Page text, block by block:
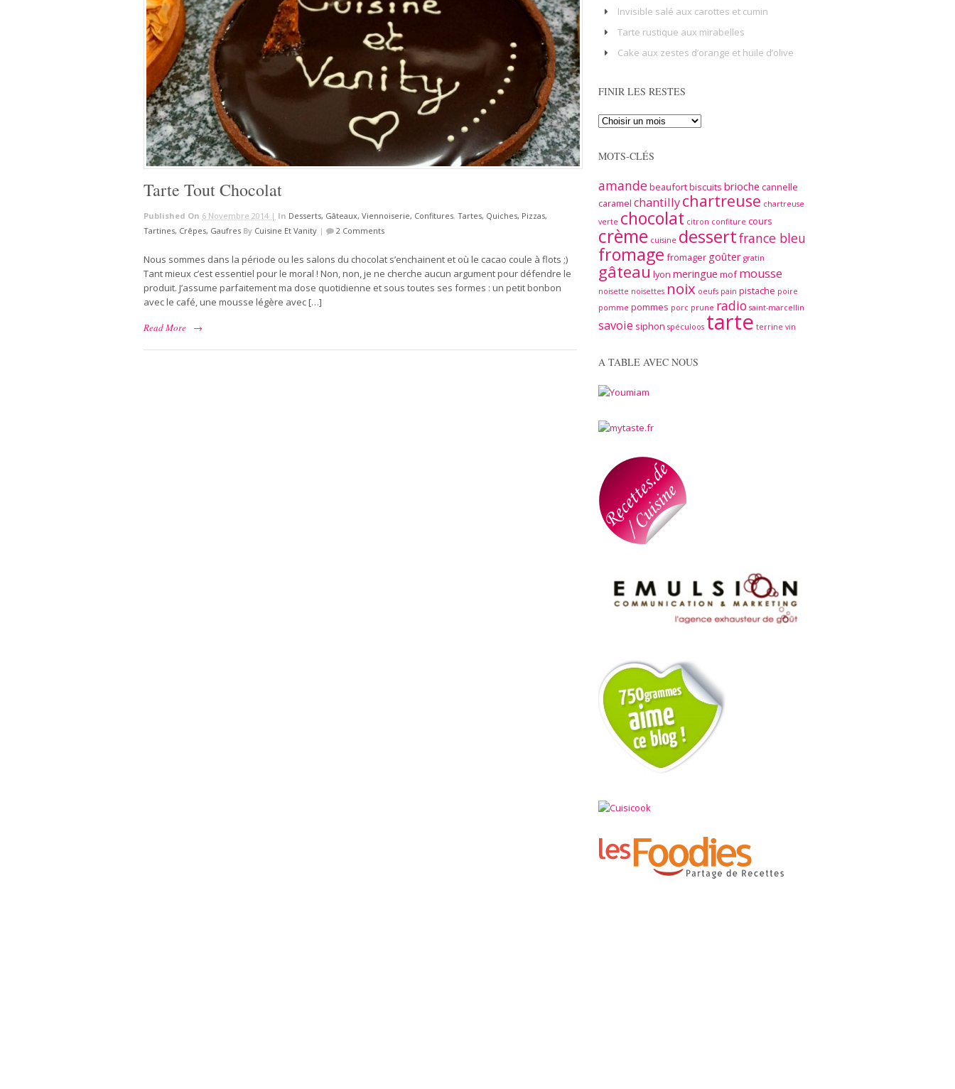
Tarte Tout Chocolat
Published On 6 Novembre 2014 | In Desserts, Gâteaux, Viennoiserie, Confitures, Tartes, Quiches, Pizzas,
Tartines, Crêpes, Gaufres By Cuisine Et Vanity | 2 Comments
Nous sommes dans la période ou les salons du chocolat s’enchainent et où le cacao coule à flots ;)
Tant mieux c’est essentiel pour le moral ! Non, non, je ne cherche aucun argument pour défendre le
produit. J’assume parfaitement ma dose quotidienne et sous toutes ses formes : un petit bonbon
avec le café, une mousse légère avec […]
Read More
→
Invisible salé aux carottes et cumin
Tarte rustique aux mirabelles
Cake aux zestes d’orange et huile d’olive
FINIR LES RESTES
MOTS-CLÉS
amandebeaufortbiscuits brioche cannelle
caramel chantillychartreuse chartreuse
verte chocolat citron confiture cours
crème cuisine dessertfrance bleu
fromage fromager goûter gratin
gâteaulyon meringue mof mousse
noisette noisettes noix oeufs pain pistache poire
pomme pommes porc prune radio saint-marcellin
savoie siphon spéculoos tarte terrine vin
A TABLE AVEC NOUS